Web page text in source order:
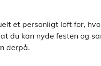
et personligt loft for,
du kan nyde festen og
derpå.